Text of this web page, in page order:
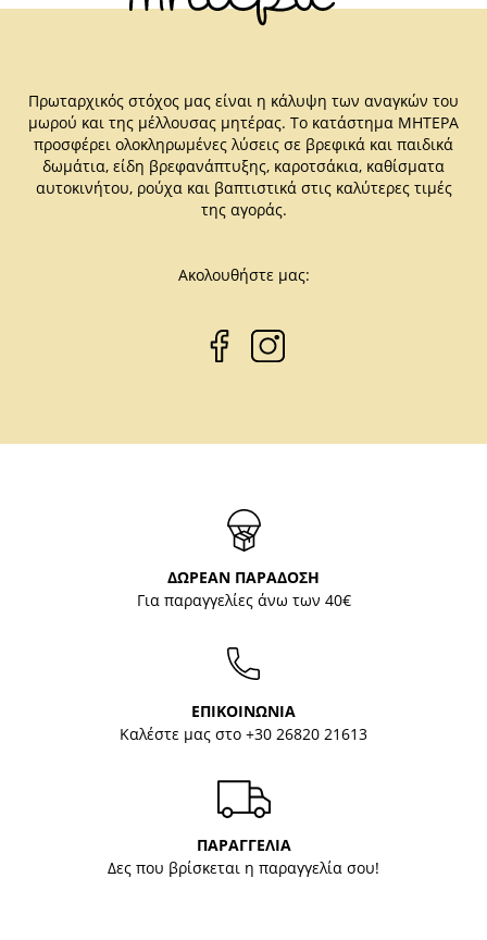
Πρωταρχικός στόχος μας είναι η κάλυψη των αναγκών του
μωρού και της μέλλουσας μητέρας. Το κατάστημα ΜΗΤΕΡΑ
προσφέρει ολοκληρωμένες λύσεις σε βρεφικά και παιδικά
δωμάτια, είδη βρεφανάπτυξης, καροτσάκια, καθίσματα
αυτοκινήτου, ρούχα και βαπτιστικά στις καλύτερες τιμές
της αγοράς.
Ακολουθήστε μας:
ΔΩΡΕΑΝ ΠΑΡΑΔΟΣΗ
Για παραγγελίες άνω των 40€
ΕΠΙΚΟΙΝΩΝΙΑ
Καλέστε μας στο +30 26820 21613
ΠΑΡΑΓΓΕΛΙΑ
Δες που βρίσκεται η παραγγελία σου!